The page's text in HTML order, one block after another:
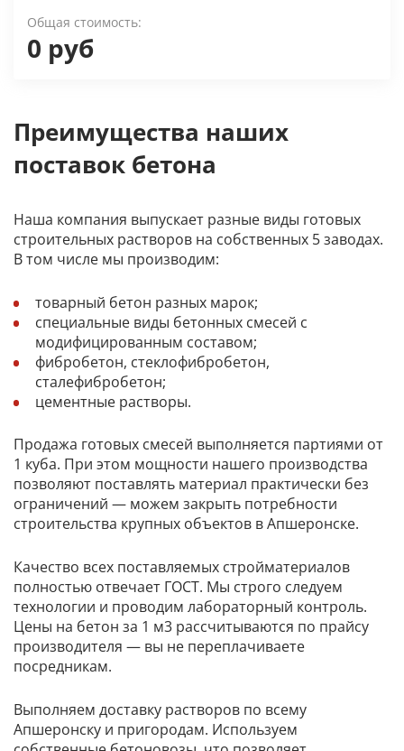
Общая стоимость:
0 руб
Преимущества наших
поставок бетона
Наша компания выпускает разные виды готовых
строительных растворов на собственных 5 заводах.
В том числе мы производим:
товарный бетон разных марок;
специальные виды бетонных смесей с
модифицированным составом;
фибробетон, стеклофибробетон,
сталефибробетон;
цементные растворы.
Продажа готовых смесей выполняется партиями от
1 куба. При этом мощности нашего производства
позволяют поставлять материал практически без
ограничений — можем закрыть потребности
строительства крупных объектов в Апшеронске.
Качество всех поставляемых стройматериалов
полностью отвечает ГОСТ. Мы строго следуем
технологии и проводим лабораторный контроль.
Цены на бетон за 1 м3 рассчитываются по прайсу
производителя — вы не переплачиваете
посредникам.
Выполняем доставку растворов по всему
Апшеронску и пригородам. Используем